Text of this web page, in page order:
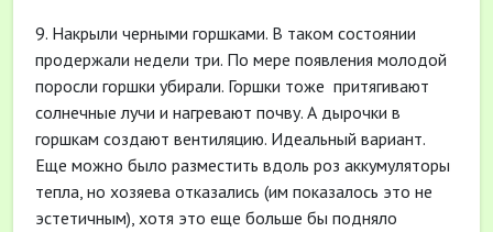
9. Накрыли черными горшками. В таком состоянии
продержали недели три. По мере появления молодой
поросли горшки убирали. Горшки тоже притягивают
солнечные лучи и нагревают почву. А дырочки в
горшкам создают вентиляцию. Идеальный вариант.
Еще можно было разместить вдоль роз аккумуляторы
тепла, но хозяева отказались (им показалось это не
эстетичным), хотя это еще больше бы подняло